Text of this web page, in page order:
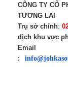
CÔNG TY CỔ
TƯƠNG LAI
Trụ sở chính:
dịch khu vực
Email
: